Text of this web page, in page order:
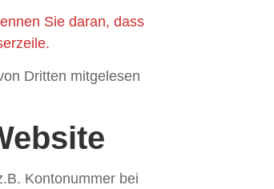
Sie daran, dass
Dritten mitgelesen
Kontonummer bei